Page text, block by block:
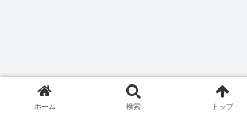
ホーム 検索 トップ